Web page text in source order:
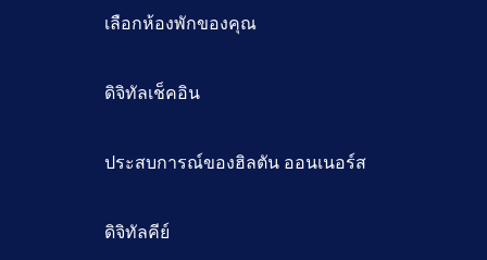
เลือกห้องพักของคุณ
ดิจิทัลเช็คอิน
ประสบการณ์ของฮิลตัน ออนเนอร์ส
ดิจิทัลคีย์